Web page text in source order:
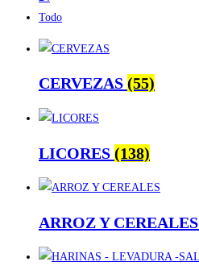
Todo
CERVEZAS (55)
LICORES (138)
ARROZ Y CEREALES